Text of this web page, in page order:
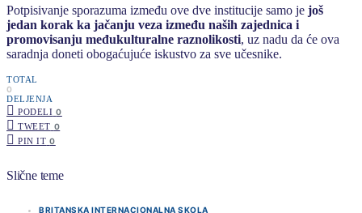
Potpisivanje sporazuma između ove dve institucije samo je još
jedan korak ka jačanju veza između naših zajednica i
promovisanju međukulturalne raznolikosti, uz nadu da će ova
saradnja doneti obogaćujuće iskustvo za sve učesnike.
TOTAL
0
DELJENJA
PODELI 0
TWEET 0
PIN IT 0
Slične teme
BRITANSKA INTERNACIONALNA SKOLA